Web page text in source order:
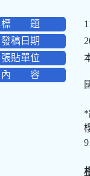
標 題
發稿日期
張貼單位
內 容
*